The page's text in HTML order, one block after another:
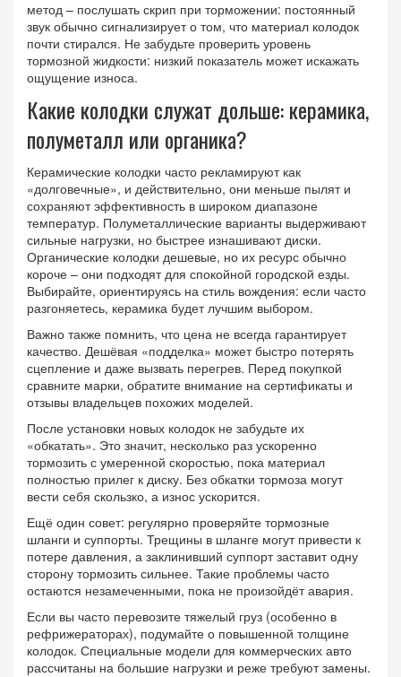
метод – послушать скрип при торможении: постоянный
звук обычно сигнализирует о том, что материал колодок
почти стирался. Не забудьте проверить уровень
тормозной жидкости: низкий показатель может искажать
ощущение износа.
Какие колодки служат дольше: керамика,
полуметалл или органика?
Керамические колодки часто рекламируют как
«долговечные», и действительно, они меньше пылят и
сохраняют эффективность в широком диапазоне
температур. Полуметаллические варианты выдерживают
сильные нагрузки, но быстрее изнашивают диски.
Органические колодки дешевые, но их ресурс обычно
короче – они подходят для спокойной городской езды.
Выбирайте, ориентируясь на стиль вождения: если часто
разгоняетесь, керамика будет лучшим выбором.
Важно также помнить, что цена не всегда гарантирует
качество. Дешёвая «подделка» может быстро потерять
сцепление и даже вызвать перегрев. Перед покупкой
сравните марки, обратите внимание на сертификаты и
отзывы владельцев похожих моделей.
После установки новых колодок не забудьте их
«обкатать». Это значит, несколько раз ускоренно
тормозить с умеренной скоростью, пока материал
полностью прилег к диску. Без обкатки тормоза могут
вести себя скользко, а износ ускорится.
Ещё один совет: регулярно проверяйте тормозные
шланги и суппорты. Трещины в шланге могут привести к
потере давления, а заклинивший суппорт заставит одну
сторону тормозить сильнее. Такие проблемы часто
остаются незамеченными, пока не произойдёт авария.
Если вы часто перевозите тяжелый груз (особенно в
рефрижераторах), подумайте о повышенной толщине
колодок. Специальные модели для коммерческих авто
рассчитаны на большие нагрузки и реже требуют замены.